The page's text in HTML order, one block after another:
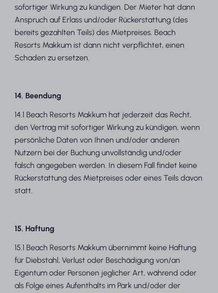
sofortiger Wirkung zu kündigen. Der Mieter hat dann
Anspruch auf Erlass und/oder Rückerstattung (des
bereits gezahlten Teils) des Mietpreises. Beach
Resorts Makkum ist dann nicht verpflichtet, einen
Schaden zu ersetzen.
14. Beendung
14.1 Beach Resorts Makkum hat jederzeit das Recht,
den Vertrag mit sofortiger Wirkung zu kündigen, wenn
persönliche Daten von Ihnen und/oder anderen
Nutzern bei der Buchung unvollständig und/oder
falsch angegeben werden. In diesem Fall findet keine
Rückerstattung des Mietpreises oder eines Teils davon
statt.
15. Haftung
15.1 Beach Resorts Makkum übernimmt keine Haftung
für Diebstahl, Verlust oder Beschädigung von/an
Eigentum oder Personen jeglicher Art, während oder
als Folge eines Aufenthalts im Park und/oder der